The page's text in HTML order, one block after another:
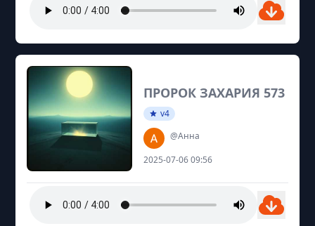
ПРОРОК ЗАХАРИЯ 573
v4
@Анна
2025-07-06 09:56